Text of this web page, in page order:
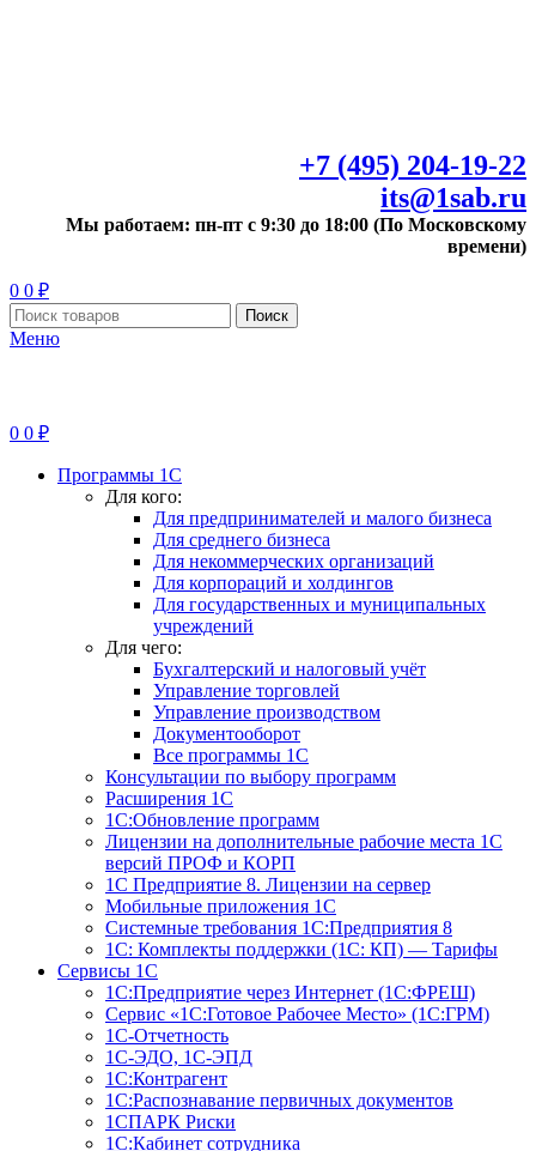
+7 (495) 204-19-22
its@1sab.ru
Мы работаем: пн-пт с 9:30 до 18:00 (По Московскому
времени)
0 0 ₽
Поиск
Меню
0 0 ₽
Программы 1С
Для кого:
Для предпринимателей и малого бизнеса
Для среднего бизнеса
Для некоммерческих организаций
Для корпораций и холдингов
Для государственных и муниципальных
учреждений
Для чего:
Бухгалтерский и налоговый учёт
Управление торговлей
Управление производством
Документооборот
Все программы 1С
Консультации по выбору программ
Расширения 1С
1С:Обновление программ
Лицензии на дополнительные рабочие места 1С
версий ПРОФ и КОРП
1С Предприятие 8. Лицензии на сервер
Мобильные приложения 1С
Системные требования 1С:Предприятия 8
1С: Комплекты поддержки (1С: КП) — Тарифы
Сервисы 1С
1С:Предприятие через Интернет (1С:ФРЕШ)
Сервис «1С:Готовое Рабочее Место» (1С:ГРМ)
1С-Отчетность
1С-ЭДО, 1С-ЭПД
1С:Контрагент
1С:Распознавание первичных документов
1СПАРК Риски
1С:Кабинет сотрудника